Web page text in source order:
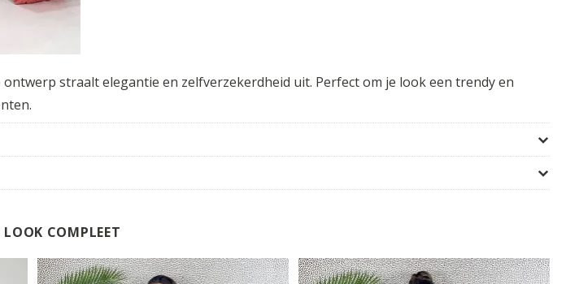
straalt elegantie en zelfverzekerdheid uit. Perfect om je look een trendy en
LOOK COMPLEET